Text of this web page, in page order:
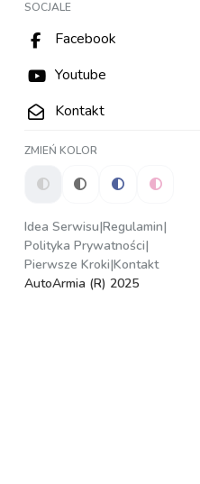
SOCJALE
Facebook
Youtube
Kontakt
ZMIEŃ KOLOR
Idea Serwisu|Regulamin|
Polityka Prywatności|
Pierwsze Kroki|Kontakt
AutoArmia (R) 2025